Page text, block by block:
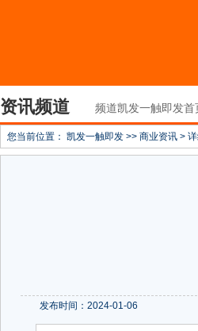
资讯频道 频道凯发一触即发首
您当前位置： 凯发一触即发 >> 商业资讯 >
发布时间：2024-01-06